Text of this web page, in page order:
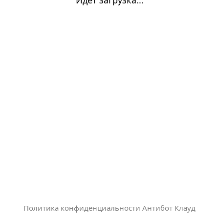
Политика конфиденциальности Антибот Клауд